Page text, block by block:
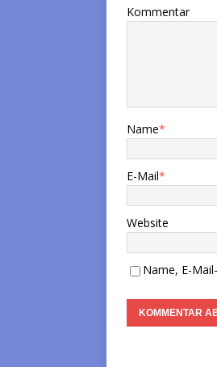
Kommentar
Name*
E-Mail*
Website
Name, E-